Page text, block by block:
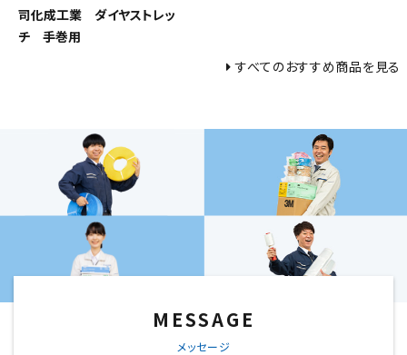
司化成工業 ダイヤストレッ
チ 手巻用
すべてのおすすめ商品を見る
MESSAGE
メッセージ